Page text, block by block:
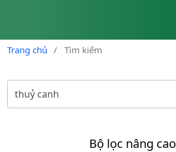
Trang chủ / Tìm kiếm
Bộ lọc nâng cao